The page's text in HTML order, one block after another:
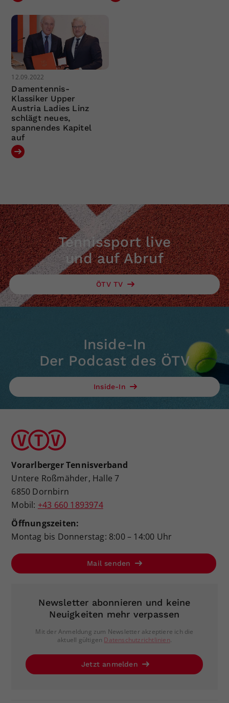
12.09.2022
Damentennis-
Klassiker Upper
Austria Ladies Linz
schlägt neues,
spannendes Kapitel
auf
Tennissport live
und auf Abruf
ÖTV TV
Inside-In
Der Podcast des ÖTV
Inside-In
Vorarlberger Tennisverband
Untere Roßmähder, Halle 7
6850 Dornbirn
Mobil: +43 660 1893974
Öffnungszeiten:
Montag bis Donnerstag: 8:00 – 14:00 Uhr
Mail senden
Newsletter abonnieren und keine
Neuigkeiten mehr verpassen
Mit der Anmeldung zum Newsletter akzeptiere ich die
aktuell gültigen Datenschutzrichtlinien.
Jetzt anmelden